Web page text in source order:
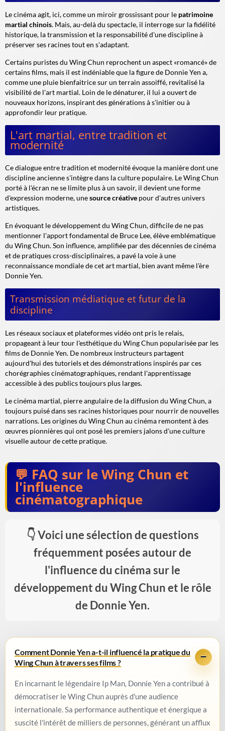
Le cinéma agit, ici, comme un miroir grossissant pour le patrimoine
martial chinois. Mais, au-delà du spectacle, il interroge sur la fidélité
historique, la transmission et la responsabilité d'une discipline à
préserver ses racines tout en s'adaptant.
Certains puristes du Wing Chun reprochent un aspect «romancé» de
certains films, mais il est indéniable que la figure de Donnie Yen a,
comme une pluie bienfaitricesur un terrain assoiffé, revitalisé la
visibilité de l'art martial. Loin de le dénaturer, il lui a ouvert de
nouveaux horizons, inspirant des générations à s'initier ou à
approfondir leur pratique.
L'art martial, entre tradition et
modernité
Ce dialogue entre tradition et modernité évoque la manière dont une
discipline ancienne s'intègre dans la culture populaire. Le Wing Chun
porté à l'écran ne se limite plus à un savoir, il devient une forme
d'expression moderne, unesource créative pour d'autres univers
artistiques.
En évoquant le développement du Wing Chun, difficile de ne pas
mentionner l'apport fondamental de Bruce Lee, élève emblématique
du Wing Chun. Son influence, amplifiée par des décennies de cinéma
et de pratiques cross-disciplinaires, a pavé la voie à une
reconnaissance mondiale de cet art martial, bien avant même l'ère
Donnie Yen.
Transmission médiatique et futur de la
discipline
Les réseaux sociaux et plateformes vidéo ont pris le relais,
propageant à leur tour l'esthétique du Wing Chun popularisée par les
films de Donnie Yen. De nombreux instructeurs partagent
aujourd'hui des tutoriels et des démonstrations inspirés par ces
chorégraphies cinématographiques, rendant l'apprentissage
accessible à des publics toujours plus larges.
Le cinéma martial, pierre angulaire de la diffusion du Wing Chun, a
toujours puisé dans ses racines historiques pour nourrir de nouvelles
narrations. Les origines du Wing Chun au cinéma remontent à des
œuvres pionnières qui ont posé les premiers jalons d'une culture
visuelle autour de cette pratique.
FAQ sur le Wing Chun et
l'influence
cinématographique
Voici une sélection de questions
fréquemment posées autour de
l'influence du cinéma sur le
développement du Wing Chun et le rôle
de Donnie Yen.
Comment Donnie Yen a-t-il influencé la pratique du
Wing Chun à travers ses films ?
En incarnant le légendaire Ip Man, Donnie Yen a contribué à
démocratiser le Wing Chun auprès d'une audience
internationale. Sa performance authentique et énergique a
suscité l'intérêt de milliers de personnes, générant un afflux